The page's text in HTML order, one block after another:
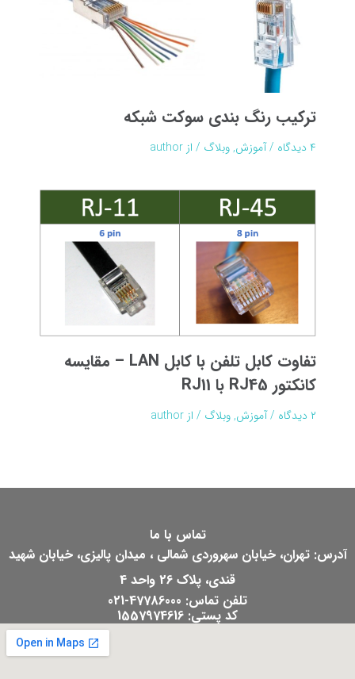
ترکیب رنگ بندی سوکت شبکه
۴ دیدگاه /آموزش,وبلاگ / ازauthor
تفاوت کابل تلفن با کابل LAN – مقایسه
کانکتور RJ45 با RJ11
۲ دیدگاه /آموزش,وبلاگ / ازauthor
تماس با ما
آدرس: تهران، خیابان سهروردی شمالی ، میدان پالیزی، خیابان شهید
قندی، پلاک 26 واحد 4
تلفن تماس: 47786000-021
کد پستی: 1557974616